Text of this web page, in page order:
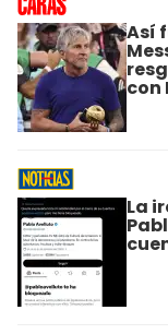
Así
con
La